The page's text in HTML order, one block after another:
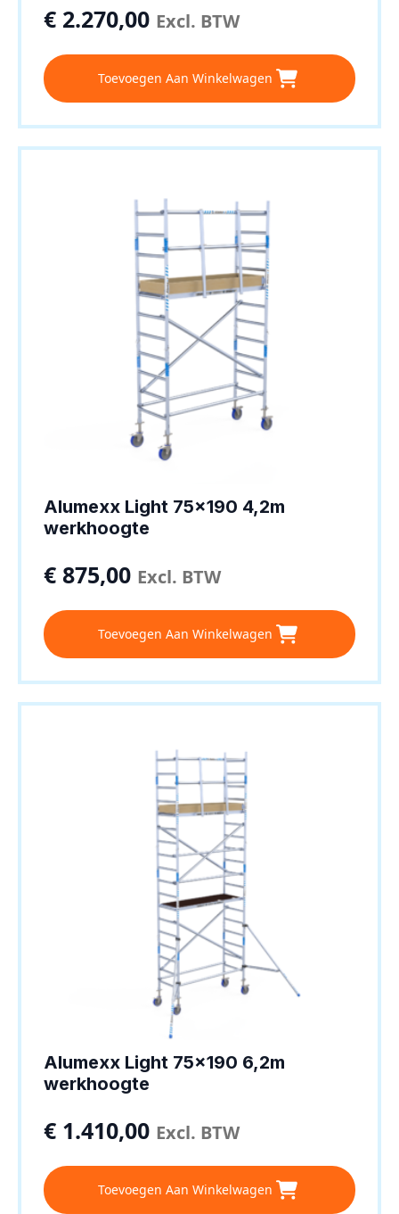
€ 2.270,00 Excl. BTW
Toevoegen Aan Winkelwagen
Alumexx Light 75×190 4,2m
werkhoogte
€ 875,00 Excl. BTW
Toevoegen Aan Winkelwagen
Alumexx Light 75×190 6,2m
werkhoogte
€ 1.410,00 Excl. BTW
Toevoegen Aan Winkelwagen